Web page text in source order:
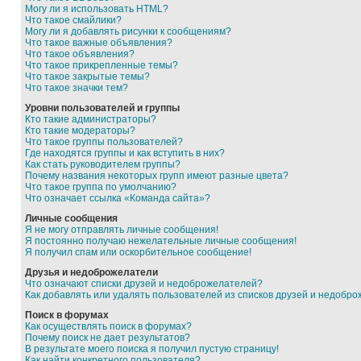
Могу ли я использовать HTML?
Что такое смайлики?
Могу ли я добавлять рисунки к сообщениям?
Что такое важные объявления?
Что такое объявления?
Что такое прикрепленные темы?
Что такое закрытые темы?
Что такое значки тем?
Уровни пользователей и группы
Кто такие администраторы?
Кто такие модераторы?
Что такое группы пользователей?
Где находятся группы и как вступить в них?
Как стать руководителем группы?
Почему названия некоторых групп имеют разные цвета?
Что такое группа по умолчанию?
Что означает ссылка «Команда сайта»?
Личные сообщения
Я не могу отправлять личные сообщения!
Я постоянно получаю нежелательные личные сообщения!
Я получил спам или оскорбительное сообщение!
Друзья и недоброжелатели
Что означают списки друзей и недоброжелателей?
Как добавлять или удалять пользователей из списков друзей и
Поиск в форумах
Как осуществлять поиск в форумах?
Почему поиск не дает результатов?
В результате моего поиска я получил пустую страницу!